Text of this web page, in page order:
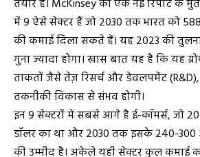
तैयार है। McKinsey की एक नई रिपोर्ट के
में 9 ऐसे सेक्टर हैं जो 2030 तक भारत को
की कमाई दिला सकते हैं। यह 2023 की
गुना ज्यादा होगा। खास बात यह है कि यह
ताकतों जैसे तेज़ रिसर्च और डेवलपमेंट
तकनीकी विकास से संभव होगी।
इन 9 सेक्टरों में सबसे आगे है ई-कॉमर्स, जो
डॉलर का था और 2030 तक इसके 240-
की उम्मीद है। अकेले यही सेक्टर कुल कमाई